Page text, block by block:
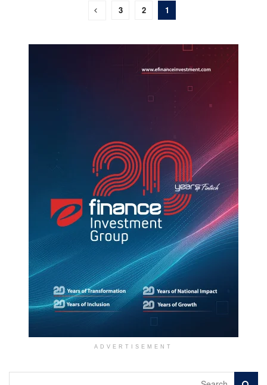
1
2
3
ADVERTISEMENT